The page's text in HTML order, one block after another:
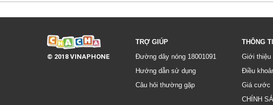
© 2018 VINAPHONE
TRỢ GIÚP
Đường dây nóng 18001091
Hướng dẫn sử dụng
Câu hỏi thường gặp
THÔNG
Giới thiệu
Điều
Giá cước
CHÍNH